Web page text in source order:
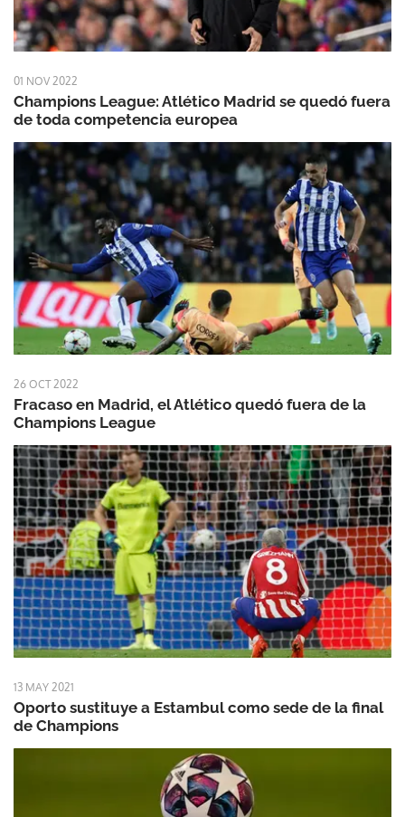
01 NOV 2022
Champions League: Atlético Madrid se quedó fuera
de toda competencia europea
26 OCT 2022
Fracaso en Madrid, el Atlético quedó fuera de la
Champions League
13 MAY 2021
Oporto sustituye a Estambul como sede de la final
de Champions